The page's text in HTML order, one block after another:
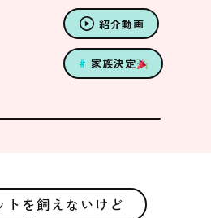
紹介動画
家族決定
トを飼えないけど